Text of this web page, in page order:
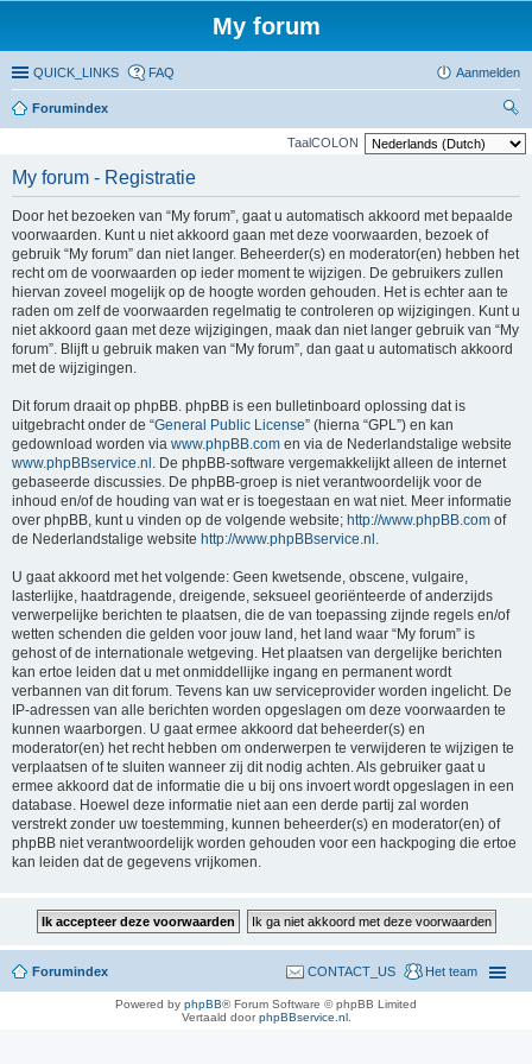
My forum
QUICK_LINKS FAQ Aanmelden
Forumindex
oe
n
TaalCOLON
My forum - Registratie
Door het bezoeken van “My forum”, gaat u automatisch akkoord met bepaalde
voorwaarden. Kunt u niet akkoord gaan met deze voorwaarden, bezoek of
gebruik “My forum” dan niet langer. Beheerder(s) en moderator(en) hebben het
recht om de voorwaarden op ieder moment te wijzigen. De gebruikers zullen
hiervan zoveel mogelijk op de hoogte worden gehouden. Het is echter aan te
raden om zelf de voorwaarden regelmatig te controleren op wijzigingen. Kunt u
niet akkoord gaan met deze wijzigingen, maak dan niet langer gebruik van “My
forum”. Blijft u gebruik maken van “My forum”, dan gaat u automatisch akkoord
met de wijzigingen.
Dit forum draait op phpBB. phpBB is een bulletinboard oplossing dat is
uitgebracht onder de “General Public License” (hierna “GPL”) en kan
gedownload worden via www.phpBB.com en via de Nederlandstalige website
www.phpBBservice.nl . De phpBB-software vergemakkelijkt alleen de internet
gebaseerde discussies. De phpBB-groep is niet verantwoordelijk voor de
inhoud en/of de houding van wat er is toegestaan en wat niet. Meer informatie
over phpBB, kunt u vinden op de volgende website; http://www.phpBB.com of
de Nederlandstalige website http://www.phpBBservice.nl .
U gaat akkoord met het volgende: Geen kwetsende, obscene, vulgaire,
lasterlijke, haatdragende, dreigende, seksueel georiënteerde of anderzijds
verwerpelijke berichten te plaatsen, die de van toepassing zijnde regels en/of
wetten schenden die gelden voor jouw land, het land waar “My forum” is
gehost of de internationale wetgeving. Het plaatsen van dergelijke berichten
kan ertoe leiden dat u met onmiddellijke ingang en permanent wordt
verbannen van dit forum. Tevens kan uw serviceprovider worden ingelicht. De
IP-adressen van alle berichten worden opgeslagen om deze voorwaarden te
kunnen waarborgen. U gaat ermee akkoord dat beheerder(s) en
moderator(en) het recht hebben om onderwerpen te verwijderen te wijzigen te
verplaatsen of te sluiten wanneer zij dit nodig achten. Als gebruiker gaat u
ermee akkoord dat de informatie die u bij ons invoert wordt opgeslagen in een
database. Hoewel deze informatie niet aan een derde partij zal worden
verstrekt zonder uw toestemming, kunnen beheerder(s) en moderator(en) of
phpBB niet verantwoordelijk worden gehouden voor een hackpoging die ertoe
kan leiden dat de gegevens vrijkomen.
Forumindex Het team
CONTACT_US
Powered by phpBB® Forum Software © phpBB Limited
Vertaald doorphpBBservice.nl.